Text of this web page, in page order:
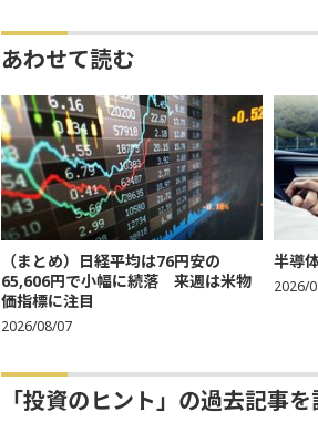
あわせて読む
（まとめ）日経平均は76円安の
65,606円で小幅に続落 来週は米物
価指標に注目
2026/08/07
半導
2026/
「投資のヒント」の過去記事